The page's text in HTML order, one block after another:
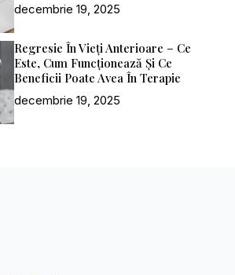
decembrie 19, 2025
Regresie În Vieți Anterioare – Ce
Este, Cum Funcționează Și Ce
Beneficii Poate Avea În Terapie
decembrie 19, 2025